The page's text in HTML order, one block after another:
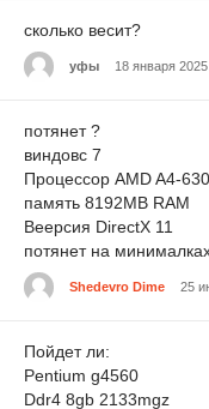
сколько весит?
уфы 18 января
потянет ?
виндовс 7
Процессор AMD A4-
память 8192MB RAM
Веерсия DirectX 11
потянет на
Shedevro Dime 25
Пойдет ли:
Pentium g4560
Ddr4 8gb 2133mgz